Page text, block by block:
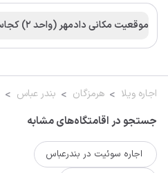
موقعیت مکانی دادمهر (واحد ۲) کجاست؟
اجاره ویلا هرمزگان بندر عباس
جستجو در اقامتگاه‌های مشابه
اجاره سوئیت در بندرعباس